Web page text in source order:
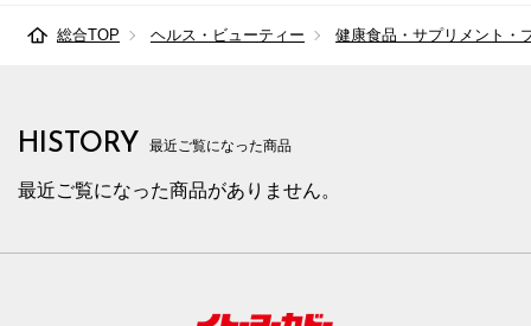
総合TOP ヘルス・ビューティー 健康食品・サプリメント・
HISTORY 最近ご覧になった商品
最近ご覧になった商品がありません。